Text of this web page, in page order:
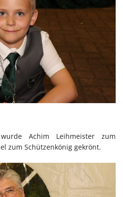
Achim Leihmeister zum
zum Schützenkönig gekrönt.